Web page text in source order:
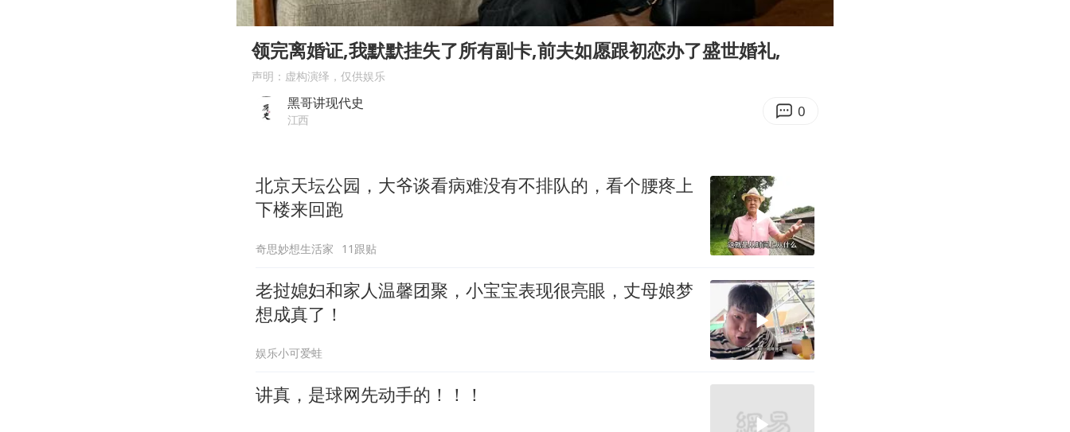
泰国：高度重视中国游客旅游体验
2025年小学教师减少13.19万
笔试第一被劝弃考涉事副校长被撤职
Play
00:00 15:58
领完离婚证,我默默挂失了所有副卡,前夫如愿跟初恋办了盛世婚礼,
声明：虚构演绎，仅供娱乐
黑哥讲现代史
江西 0
北京天坛公园，大爷谈看病难没有不排队的，看个腰疼上
下楼来回跑
奇思妙想生活家 11跟贴
老挝媳妇和家人温馨团聚，小宝宝表现很亮眼，丈母娘梦
想成真了！
娱乐小可爱蛙
讲真，是球网先动手的！！！